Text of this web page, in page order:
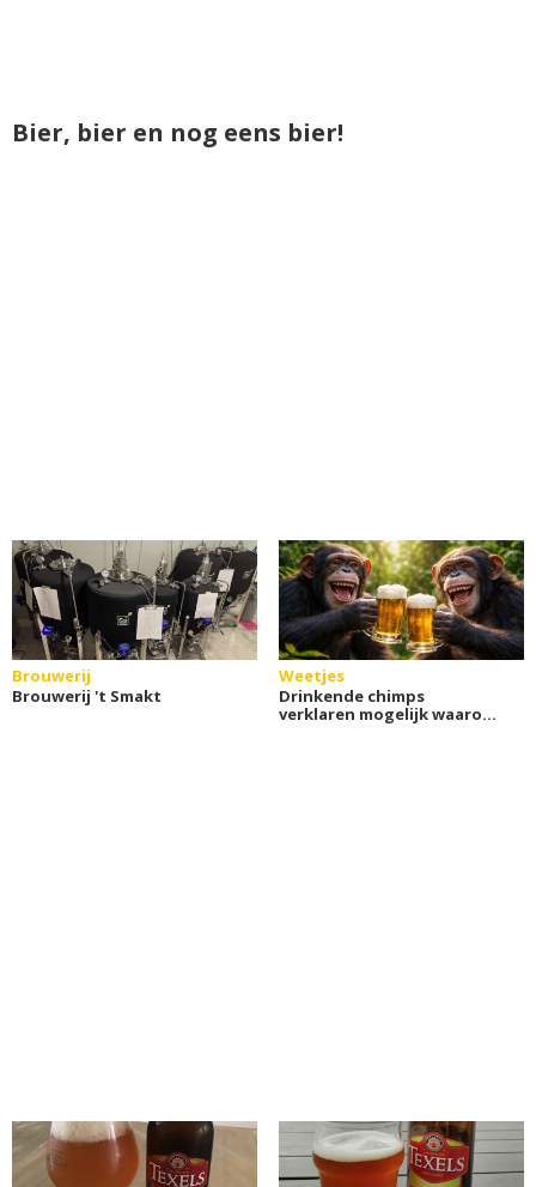
Bier, bier en nog eens bier!
Brouwerij
Brouwerij 't Smakt
Weetjes
Drinkende chimps
verklaren mogelijk waarom